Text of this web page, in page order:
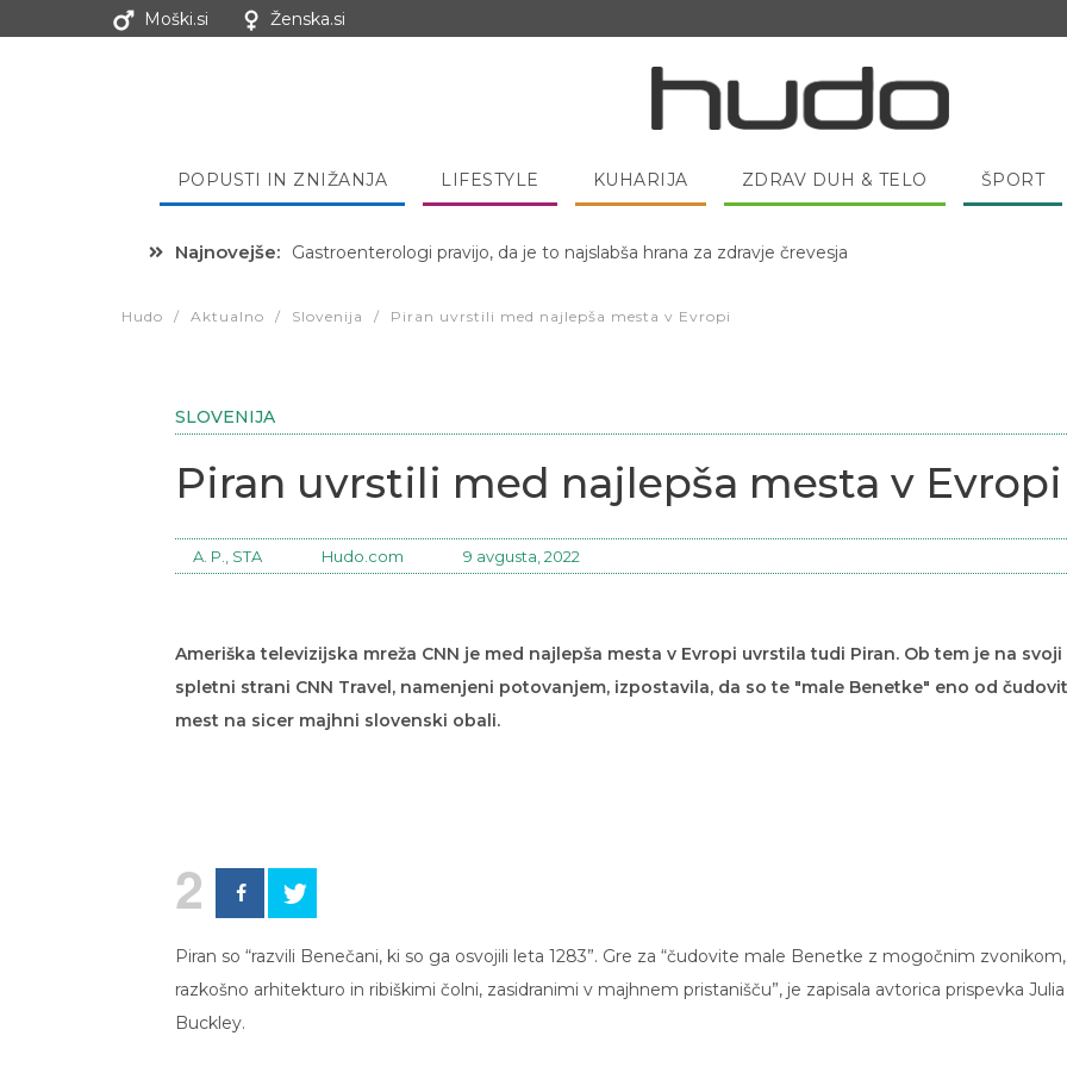
Moški.si Ženska.si
POPUSTI IN ZNIŽANJA LIFESTYLE KUHARIJA ZDRAV DUH & TELO ŠPORT
Najnovejše: Hibernacijska dieta: Zakaj je pred spanjem dobro pojesti žlico medu?
Hudo / Aktualno / Slovenija / Piran uvrstili med najlepša mesta v Evropi
SLOVENIJA
Piran uvrstili med najlepša mesta v Evropi
A. P., STA Hudo.com 9 avgusta, 2022
Ameriška televizijska mreža CNN je med najlepša mesta v Evropi uvrstila tudi Piran. Ob tem je na svoji
spletni strani CNN Travel, namenjeni potovanjem, izpostavila, da so te "male Benetke" eno od
mest na sicer majhni slovenski obali.
2
Piran so “razvili Benečani, ki so ga osvojili leta 1283”. Gre za “čudovite male Benetke z mogočnim zvonikom,
razkošno arhitekturo in ribiškimi čolni, zasidranimi v majhnem pristanišču”, je zapisala avtorica prispevka Julia
Buckley.